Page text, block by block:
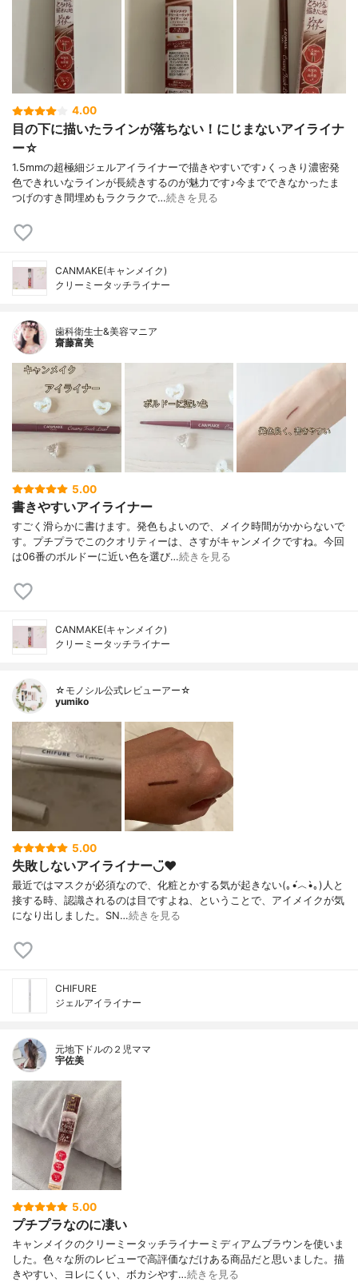
4.00
目の下に描いたラインが落ちない！にじまないアイライナ
ー☆
1.5mmの超極細ジェルアイライナーで描きやすいです♪くっきり濃密発
色できれいなラインが長続きするのが魅力です♪今までできなかったま
つげのすき間埋めもラクラクで…続きを見る
CANMAKE(キャンメイク)
クリーミータッチライナー
歯科衛生士&美容マニア
齋藤富美
5.00
書きやすいアイライナー
すごく滑らかに書けます。発色もよいので、メイク時間がかからないで
す。プチプラでこのクオリティーは、さすがキャンメイクですね。今回
は06番のボルドーに近い色を選び…続きを見る
CANMAKE(キャンメイク)
クリーミータッチライナー
☆モノシル公式レビューアー☆
yumiko
5.00
失敗しないアイライナー◡̈♥︎
最近ではマスクが必須なので、化粧とかする気が起きない(｡•́︿•̀｡)人と
接する時、認識されるのは目ですよね、ということで、アイメイクが気
になり出しました。SN…続きを見る
CHIFURE
ジェルアイライナー
元地下ドルの２児ママ
宇佐美
5.00
プチプラなのに凄い
キャンメイクのクリーミータッチライナーミディアムブラウンを使いま
した。色々な所のレビューで高評価なだけある商品だと思いました。描
きやすい、ヨレにくい、ボカシやす…続きを見る